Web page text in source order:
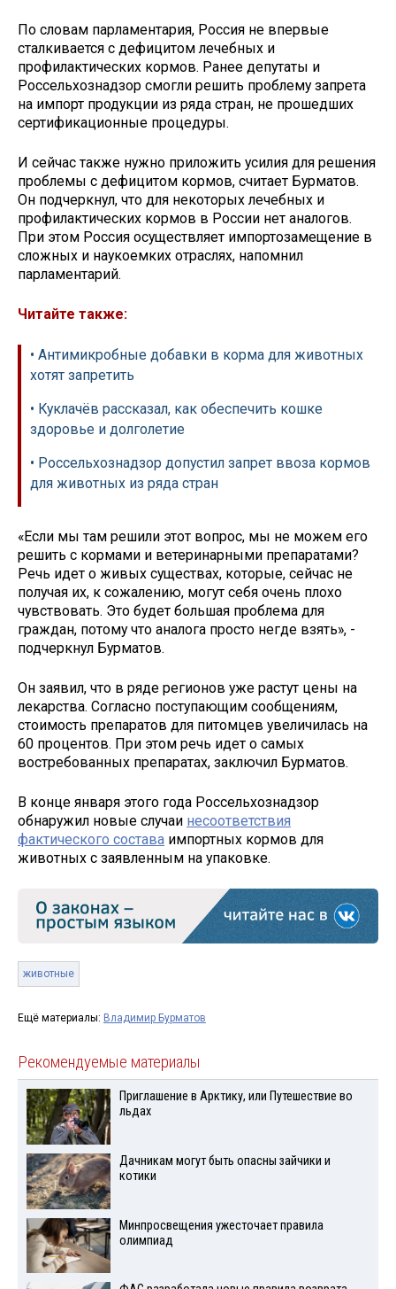
По словам парламентария, Россия не впервые
сталкивается с дефицитом лечебных и
профилактических кормов. Ранее депутаты и
Россельхознадзор смогли решить проблему запрета
на импорт продукции из ряда стран, не прошедших
сертификационные процедуры.
И сейчас также нужно приложить усилия для решения
проблемы с дефицитом кормов, считает Бурматов.
Он подчеркнул, что для некоторых лечебных и
профилактических кормов в России нет аналогов.
При этом Россия осуществляет импортозамещение в
сложных и наукоемких отраслях, напомнил
парламентарий.
Читайте также:
• Антимикробные добавки в корма для животных
хотят запретить
• Куклачёв​ рассказал, как обеспечить кошке
здоровье и долголетие
• Россельхознадзор допустил запрет ввоза кормов
для животных из ряда стран
«Если мы там решили этот вопрос, мы не можем его
решить с кормами и ветеринарными препаратами?
Речь идет о живых существах, которые, сейчас не
получая их, к сожалению, могут себя очень плохо
чувствовать. Это будет большая проблема для
граждан, потому что аналога просто негде взять», -
подчеркнул Бурматов.
Он заявил, что в ряде регионов уже растут цены на
лекарства. Согласно поступающим сообщениям,
стоимость препаратов для питомцев увеличилась на
60 процентов. При этом речь идет о самых
востребованных препаратах, заключил Бурматов.
В конце января этого года Россельхознадзор
обнаружил новые случаи несоответствия
фактического состава импортных кормов для
животных с заявленным на упаковке.
животные
Ещё материалы: Владимир Бурматов
Рекомендуемые материалы
Приглашение в Арктику, или Путешествие во
льдах
Дачникам могут быть опасны зайчики и
котики
Минпросвещения ужесточает правила
олимпиад